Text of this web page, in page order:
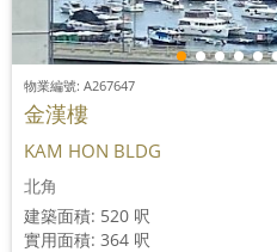
物業編號: A267647
金漢樓
KAM HON BLDG
北角
建築面積: 520 呎
實用面積: 364 呎